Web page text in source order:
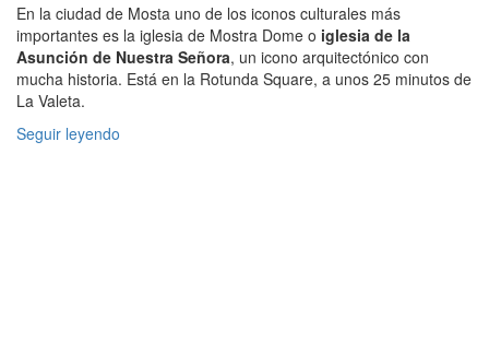
En la ciudad de Mosta uno de los iconos culturales más
importantes es la iglesia de Mostra Dome o iglesia de la
Asunción de Nuestra Señora, un icono arquitectónico con
mucha historia. Está en la Rotunda Square, a unos 25 minutos de
La Valeta.
Seguir leyendo